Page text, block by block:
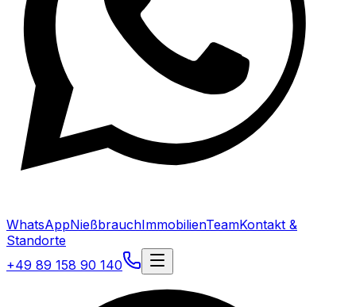
WhatsAppNießbrauchImmobilienTeamKontakt &
Standorte
+49 89 158 90 140